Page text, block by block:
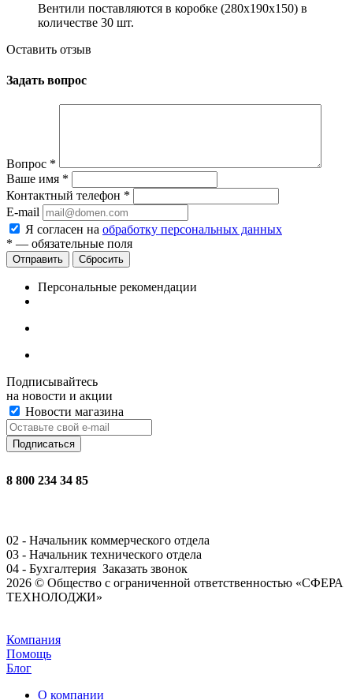
Вентили поставляются в коробке (280x190x150) в
количестве 30 шт.
Оставить отзыв
Задать вопрос
Вопрос *
Ваше имя *
Контактный телефон *
E-mail
Я согласен на обработку персональных данных
* — обязательные поля
Сбросить
Персональные рекомендации
Подписывайтесь
на новости и акции
Новости магазина
8 800 234 34 85
02 - Начальник коммерческого отдела
03 - Начальник технического отдела
04 - Бухгалтерия Заказать звонок
2026 © Общество с ограниченной ответственностью «СФЕРА
ТЕХНОЛОДЖИ»
Компания
Помощь
Блог
О компании